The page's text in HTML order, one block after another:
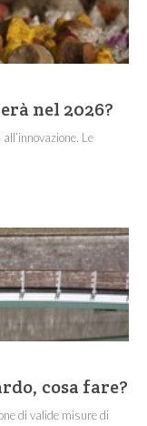
nel 2026?
Le
cosa fare?
di valide misure di